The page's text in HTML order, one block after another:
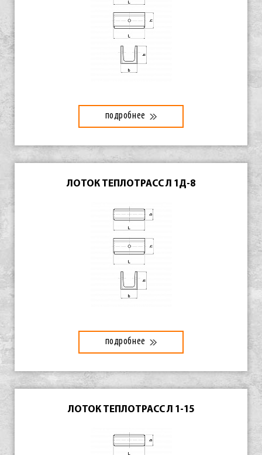
подробнее
ЛОТОК ТЕПЛОТРАСС Л 1Д-8
подробнее
ЛОТОК ТЕПЛОТРАСС Л 1-15